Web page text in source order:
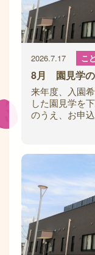
2026.7.17 こ
8月 園見学
来年度、入園
した園見学を
のうえ、お申